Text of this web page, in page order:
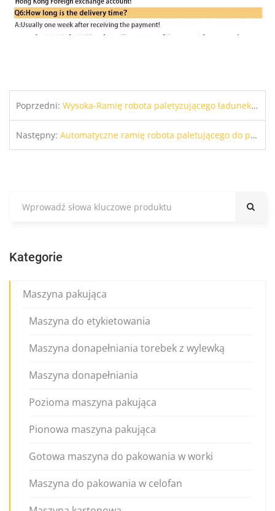
Poprzedni: Wysoka-Ramię robota paletyzującego ładunek do kartonów i toreb & Kontenery zbiorcze - LIPIEC
Następny: Automatyczne ramię robota paletującego do pudeł & Torby
Kategorie
Maszyna pakująca
Maszyna do etykietowania
Maszyna donapełniania torebek z wylewką
Maszyna donapełniania
Pozioma maszyna pakująca
Pionowa maszyna pakująca
Gotowa maszyna do pakowania w worki
Maszyna do pakowania w celofan